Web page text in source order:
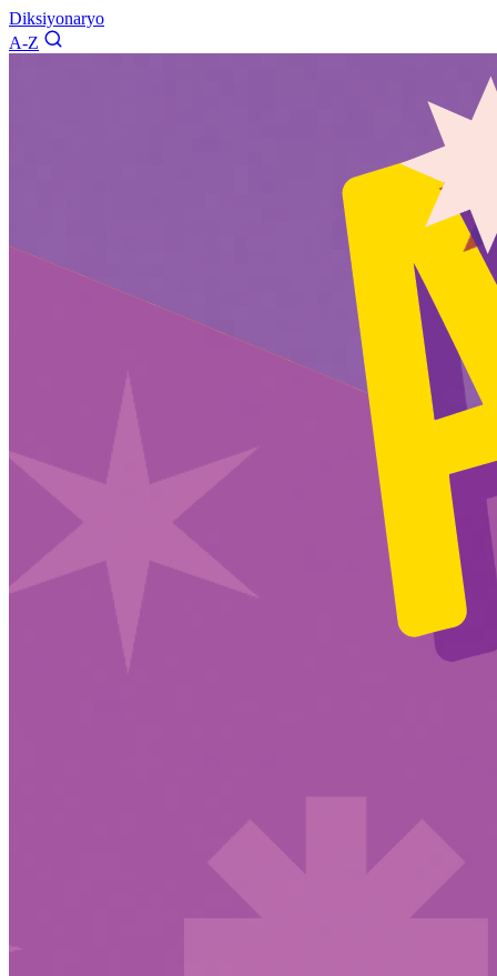
Diksiyonaryo
A-Z